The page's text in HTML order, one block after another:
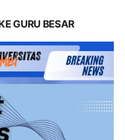
GURU BESAR